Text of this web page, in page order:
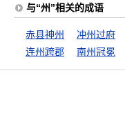
与“州”相关的成语
赤县神州 冲州过府
连州跨郡
南州冠冕